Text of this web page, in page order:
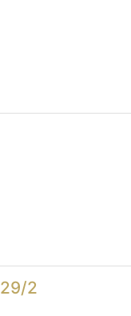
2